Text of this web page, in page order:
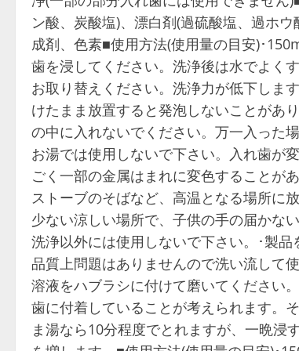
ン酸、炭酸塩)、漂白剤(過硫酸塩、過ホ
成剤、色素■使用方法(使用量の目安)･
歯を浸してください。洗浄後は水でよく
お取り替えください。洗浄力が低下しま
けたまま放置すると発泡しないことがあ
の中に入れないでください。万一入った
お湯では使用しないで下さい。入れ歯が
ごく一部の金属はまれに変色することが
ストーブのそばなど、高温となる場所に
少ない涼しい場所で、子供の手の届かな
洗浄以外には使用しないで下さい。･製品
品質上問題はありませんので洗い流して
溶液をハブラシに付けて磨いてください
歯に付着していることが考えられます。
ま湯なら10分程度でとれますが、一晩浸